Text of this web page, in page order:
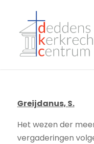
Greijdanus, S.
Het wezen der
vergaderingen